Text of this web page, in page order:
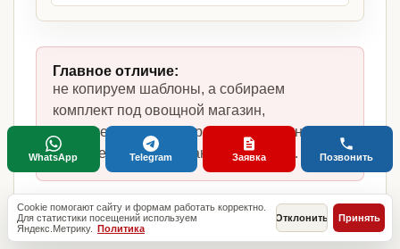
Главное отличие:
не копируем шаблоны, а собираем
комплект под овощной магазин,
фактическую модель работы, сотрудников,
помещение и требования по России.
Cookie помогают сайту и формам работать корректно.
Для статистики посещений используем
Яндекс.Метрику. Политика
Отклонить Принять
WhatsApp Telegram Заявка Позвонить